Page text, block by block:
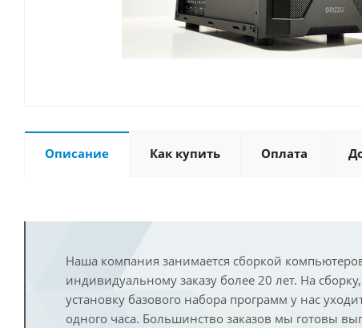
Описание Как купить Оплата
Наша компания занимается сборкой
индивидуальному заказу более 20 лет. На
установку базового набора программ у нас
одного часа. Большинство заказов мы готовы